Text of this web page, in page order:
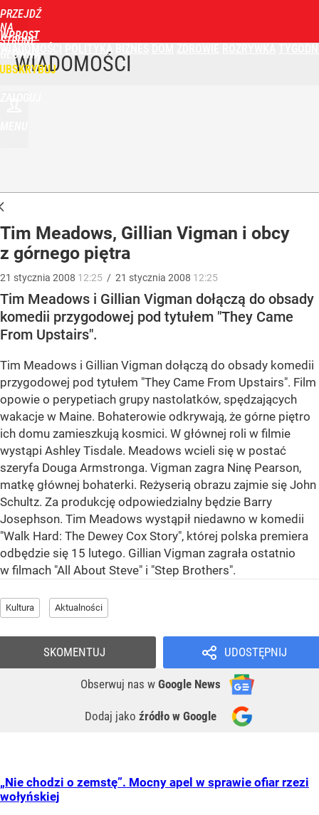
PRZEJDŹ
NA
STRONĘ
GŁÓWNĄ
WPROST
POLITYKA
WIADOMOŚCI
Tim Meadows, Gillian Vigman i obcy
z górnego piętra
21 stycznia 2008 12:25 / 21 stycznia 2008 12:25
Tim Meadows i Gillian Vigman dołączą do obsady
komedii przygodowej pod tytułem "They Came
From Upstairs".
Tim Meadows i Gillian Vigman dołączą do obsady komedii
przygodowej pod tytułem "They Came From Upstairs". Film
opowie o perypetiach grupy nastolatków, spędzających
wakacje w Maine. Bohaterowie odkrywają, że górne piętro
ich domu zamieszkują kosmici. W głównej roli w filmie
wystąpi Ashley Tisdale. Meadows wcieli się w postać
szeryfa Douga Armstronga. Vigman zagra Ninę Pearson,
matkę głównej bohaterki. Reżyserią obrazu zajmie się John
Schultz. Za produkcję odpowiedzialny będzie Barry
Josephson. Tim Meadows wystąpił niedawno w komedii
"Walk Hard: The Dewey Cox Story", której polska premiera
odbędzie się 15 lutego. Gillian Vigman zagrała ostatnio
w filmach "All About Steve" i "Step Brothers".
Kultura Aktualności
UDOSTĘPNIJ
Obserwuj nas w Google News
Dodaj jako źródło w Google
SKOMENTUJ
„Nie chodzi o zemstę”. Mocny apel w sprawie ofiar rzezi
wołyńskiej